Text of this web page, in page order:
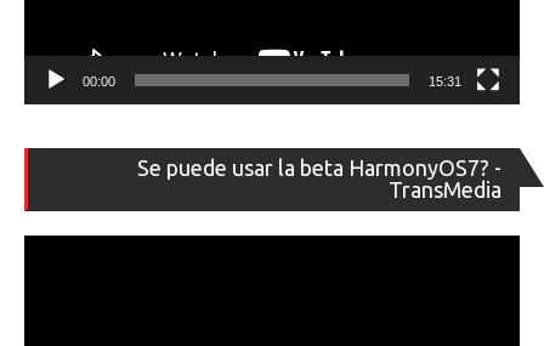
00:00 15:31
Se puede usar la beta HarmonyOS7? -
TransMedia
de